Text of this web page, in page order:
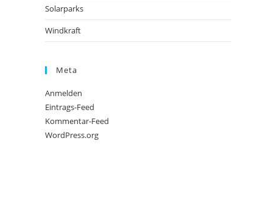
Solarparks
Windkraft
Meta
Anmelden
Eintrags-Feed
Kommentar-Feed
WordPress.org